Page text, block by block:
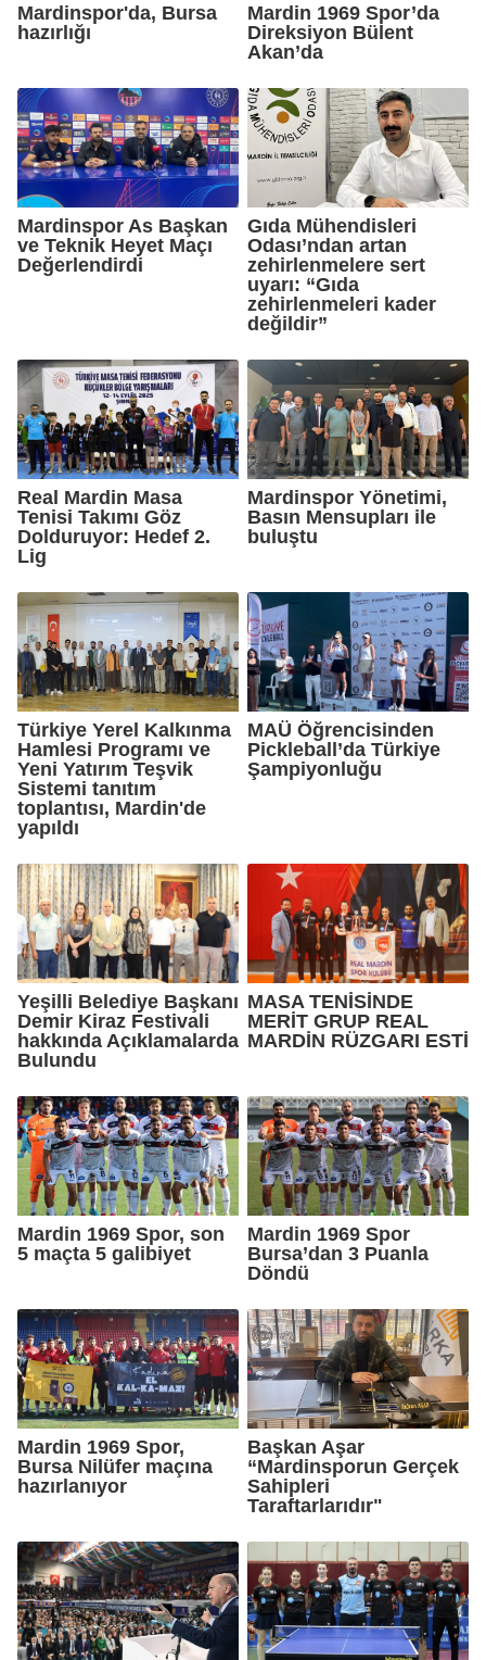
Mardinspor'da, Bursa
hazırlığı
Mardin 1969 Spor’da
Direksiyon Bülent
Akan’da
Mardinspor As Başkan
ve Teknik Heyet Maçı
Değerlendirdi
Gıda Mühendisleri
Odası’ndan artan
zehirlenmelere sert
uyarı: “Gıda
zehirlenmeleri kader
değildir”
Real Mardin Masa
Tenisi Takımı Göz
Dolduruyor: Hedef 2.
Lig
Mardinspor Yönetimi,
Basın Mensupları ile
buluştu
Türkiye Yerel Kalkınma
Hamlesi Programı ve
Yeni Yatırım Teşvik
Sistemi tanıtım
toplantısı, Mardin'de
yapıldı
MAÜ Öğrencisinden
Pickleball’da Türkiye
Şampiyonluğu
Yeşilli Belediye Başkanı
Demir Kiraz Festivali
hakkında Açıklamalarda
Bulundu
MASA TENİSİNDE
MERİT GRUP REAL
MARDİN RÜZGARI ESTİ
Mardin 1969 Spor, son
5 maçta 5 galibiyet
Mardin 1969 Spor
Bursa’dan 3 Puanla
Döndü
Mardin 1969 Spor,
Bursa Nilüfer maçına
hazırlanıyor
Başkan Aşar
“Mardinsporun Gerçek
Sahipleri
Taraftarlarıdır"